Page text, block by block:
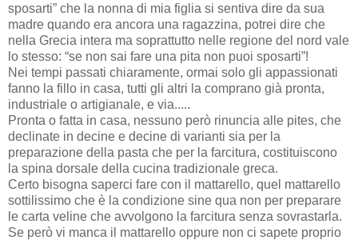
sposarti” che la nonna di mia figlia si sentiva dire da sua
madre quando era ancora una ragazzina, potrei dire che
nella Grecia intera ma soprattutto nelle regione del nord vale
lo stesso: “se non sai fare una pita non puoi sposarti”!
Nei tempi passati chiaramente, ormai solo gli appassionati
fanno la fillo in casa, tutti gli altri la comprano già pronta,
industriale o artigianale, e via.....
Pronta o fatta in casa, nessuno però rinuncia alle pites, che
declinate in decine e decine di varianti sia per la
preparazione della pasta che per la farcitura, costituiscono
la spina dorsale della cucina tradizionale greca.
Certo bisogna saperci fare con il mattarello, quel mattarello
sottilissimo che è la condizione sine qua non per preparare
le carta veline che avvolgono la farcitura senza sovrastarla.
Se però vi manca il mattarello oppure non ci sapete proprio